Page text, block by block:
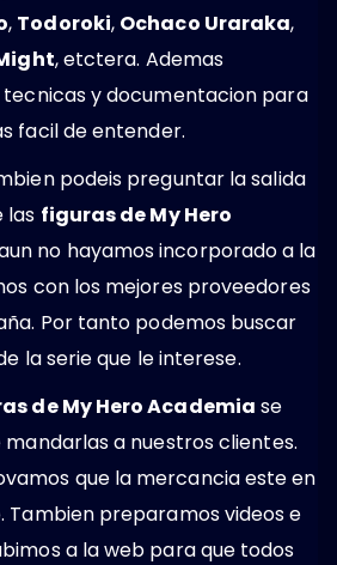
, Todoroki, Ochaco Uraraka,
, etctera. Ademas
y documentacion para
facil de entender.
podeis preguntar la salida
las figuras de My Hero
no hayamos incorporado a la
con los mejores proveedores
Por tanto podemos buscar
la serie que le interese.
de My Hero Academia se
a nuestros clientes.
que la mercancia este en
preparamos videos e
a la web para que todos